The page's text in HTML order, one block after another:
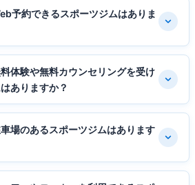
予約できるスポーツジムはありま
体験や無料カウンセリングを受け
ありますか？
場のあるスポーツジムはあります